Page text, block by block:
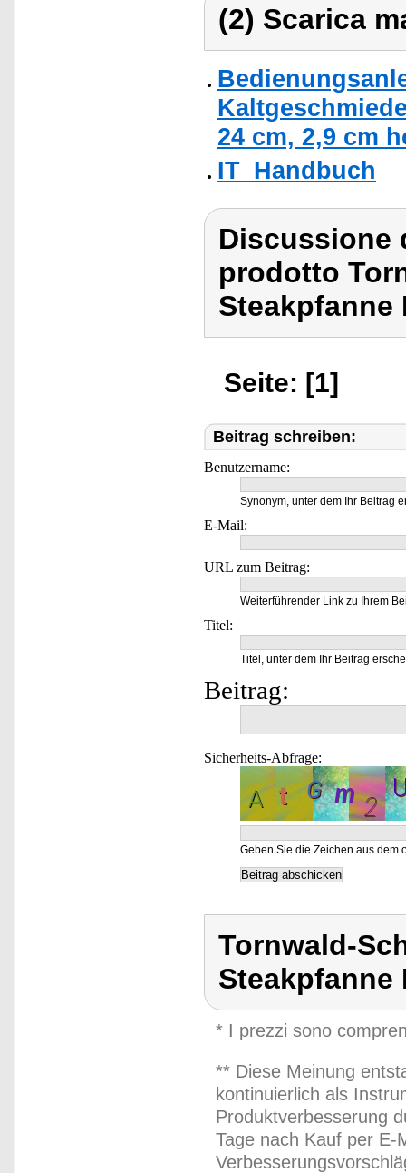
(2) Scarica
24 cm, 2,9 cm
IT_Handbuch
Discussione
prodotto
Seite: [1]
Beitrag schreiben:
Benutzername:
Synonym, unter dem Ihr Beitrag
E-Mail:
URL zum Beitrag:
Weiterführender Link zu Ihrem
Titel:
Titel, unter dem Ihr Beitrag
Beitrag:
Sicherheits-Abfrage:
Geben Sie die Zeichen aus dem
Tornwald-
* I prezzi sono
** Diese Meinung
kontinuierlich als
Produktverbesserung
Tage nach Kauf per E-